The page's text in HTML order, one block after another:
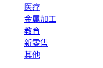
医疗
金属加工
教育
新零售
其他